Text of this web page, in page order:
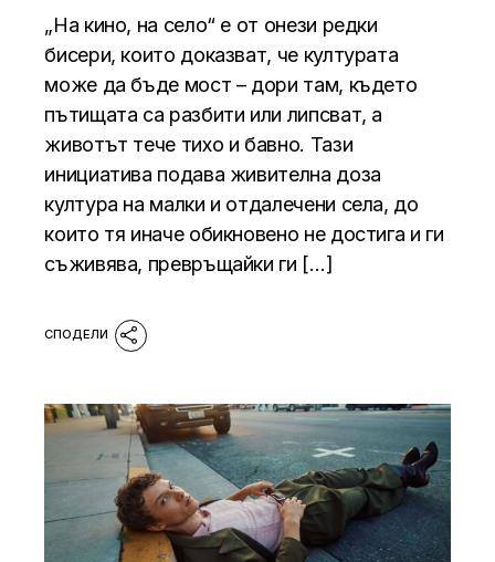
„На кино, на село“ е от онези редки
бисери, които доказват, че културата
може да бъде мост – дори там, където
пътищата са разбити или липсват, а
животът тече тихо и бавно. Тази
инициатива подава живителна доза
култура на малки и отдалечени села, до
които тя иначе обикновено не достига и ги
съживява, превръщайки ги […]